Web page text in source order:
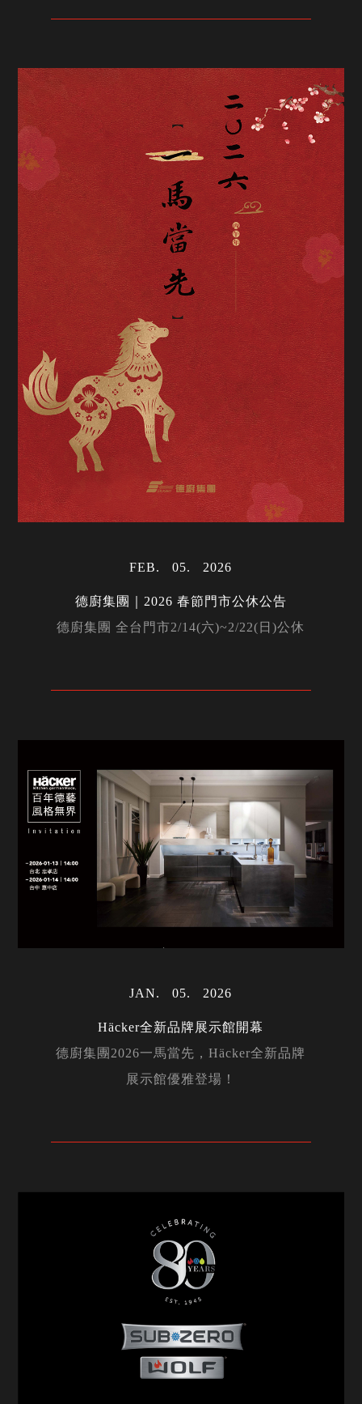
FEB 05 2026
德廚集團｜2026 春節門市公休公告
德廚集團 全台門市2/14(六)~2/22(日)公休
JAN 05 2026
Häcker全新品牌展示館開幕
德廚集團2026一馬當先，Häcker全新品牌
展示館優雅登場！